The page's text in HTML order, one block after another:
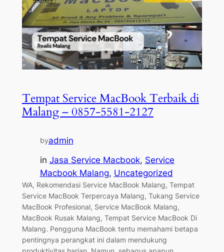
Tempat Service MacBook Terbaik di
Malang – 0857-5581-2127
byadmin
in Jasa Service Macbook, Service
Macbook Malang, Uncategorized
WA, Rekomendasi Service MacBook Malang, Tempat
Service MacBook Terpercaya Malang, Tukang Service
MacBook Profesional, Service MacBook Malang,
MacBook Rusak Malang, Tempat Service MacBook Di
Malang. Pengguna MacBook tentu memahami betapa
pentingnya perangkat ini dalam mendukung